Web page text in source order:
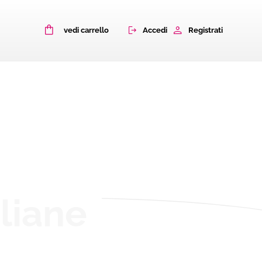
vedi carrello Accedi Registrati